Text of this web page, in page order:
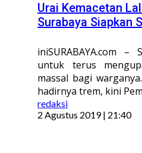
Urai Kemacetan
Surabaya Siapkan
iniSURABAYA.com
untuk terus
massal bagi
hadirnya trem, kini
redaksi
2 Agustus 2019 | 21:40